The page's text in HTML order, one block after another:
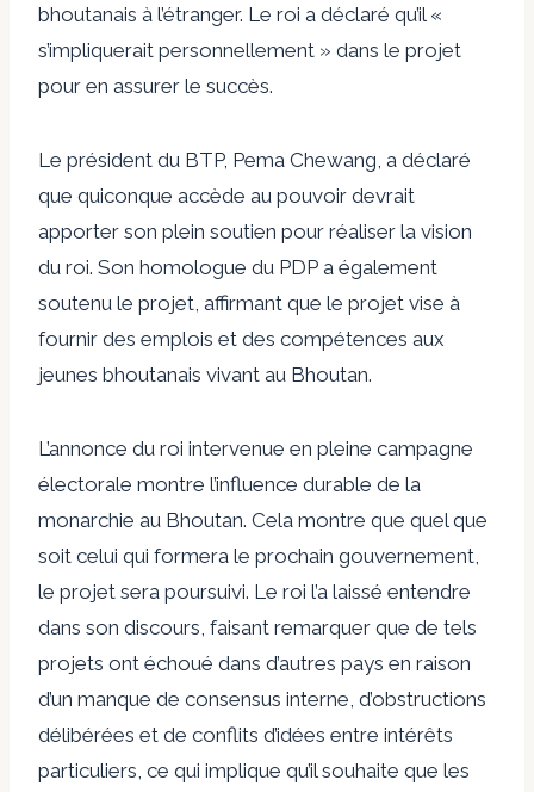
bhoutanais à l’étranger. Le roi a déclaré qu’il «
s’impliquerait personnellement » dans le projet
pour en assurer le succès.
Le président du BTP, Pema Chewang, a déclaré
que quiconque accède au pouvoir devrait
apporter son plein soutien pour réaliser la vision
du roi. Son homologue du PDP a également
soutenu le projet, affirmant que le projet vise à
fournir des emplois et des compétences aux
jeunes bhoutanais vivant au Bhoutan.
L’annonce du roi intervenue en pleine campagne
électorale montre l’influence durable de la
monarchie au Bhoutan. Cela montre que quel que
soit celui qui formera le prochain gouvernement,
le projet sera poursuivi. Le roi l’a laissé entendre
dans son discours, faisant remarquer que de tels
projets ont échoué dans d’autres pays en raison
d’un manque de consensus interne, d’obstructions
délibérées et de conflits d’idées entre intérêts
particuliers, ce qui implique qu’il souhaite que les